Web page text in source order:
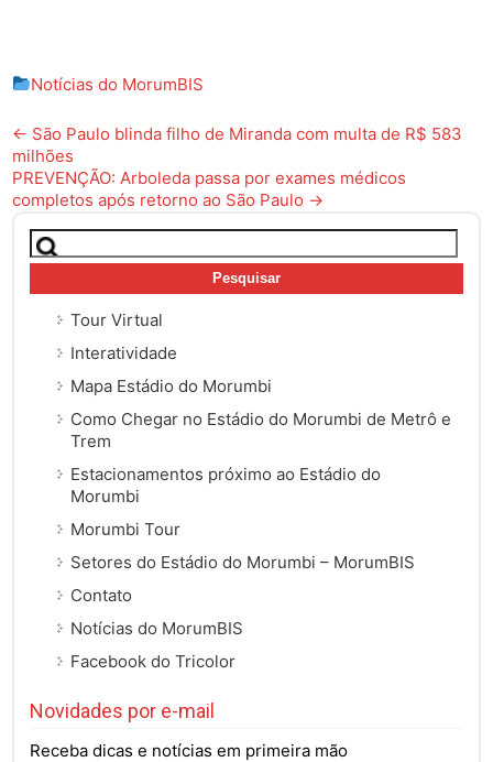
Notícias do MorumBIS
Post
navigation
← São Paulo blinda filho de Miranda com multa de R$ 583
milhões
PREVENÇÃO: Arboleda passa por exames médicos
completos após retorno ao São Paulo →
Pesquisar
por:
Tour Virtual
Interatividade
Mapa Estádio do Morumbi
Como Chegar no Estádio do Morumbi de Metrô e
Trem
Estacionamentos próximo ao Estádio do
Morumbi
Morumbi Tour
Setores do Estádio do Morumbi – MorumBIS
Contato
Notícias do MorumBIS
Facebook do Tricolor
Novidades por e-mail
Receba dicas e notícias em primeira mão